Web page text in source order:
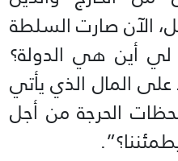
الآن صارت السلطة
لي أين هي الدولة؟
المال الذي يأتي
الحرجة من أجل